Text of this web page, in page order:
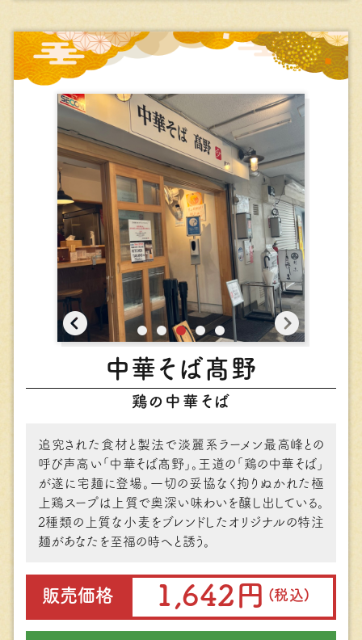
中華そば髙野
鶏の中華そば
追究された⾷材と製法で淡麗系ラーメン最⾼峰との
呼び声⾼い「中華そば髙野」。王道の「鶏の中華そば」
が遂に宅麺に登場。⼀切の妥協なく拘りぬかれた極
上鶏スープは上質で奥深い味わいを醸し出している。
2種類の上質な⼩⻨をブレンドしたオリジナルの特注
麺があなたを⾄福の時へと誘う。
販売価格 1,642円 (税込)